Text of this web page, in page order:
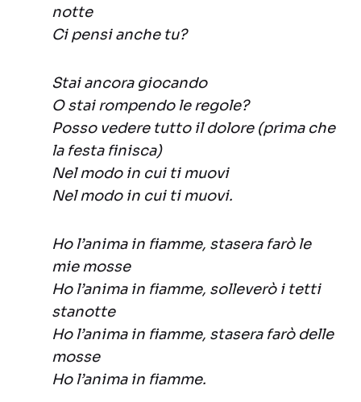
notte
Ci pensi anche tu?
Stai ancora giocando
O stai rompendo le regole?
Posso vedere tutto il dolore (prima che
la festa finisca)
Nel modo in cui ti muovi
Nel modo in cui ti muovi.
Ho l’anima in fiamme, stasera farò le
mie mosse
Ho l’anima in fiamme, solleverò i tetti
stanotte
Ho l’anima in fiamme, stasera farò delle
mosse
Ho l’anima in fiamme.